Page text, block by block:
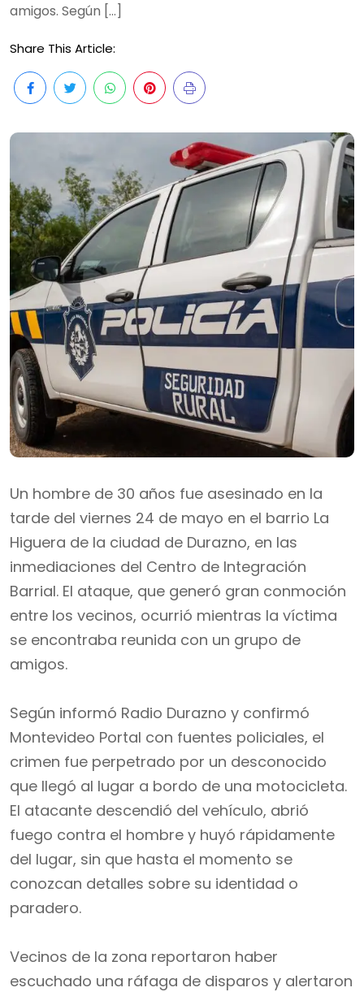
amigos. Según […]
Share This Article:
Un hombre de 30 años fue asesinado en la
tarde del viernes 24 de mayo en el barrio La
Higuera de la ciudad de Durazno, en las
inmediaciones del Centro de Integración
Barrial. El ataque, que generó gran conmoción
entre los vecinos, ocurrió mientras la víctima
se encontraba reunida con un grupo de
amigos.
Según informó Radio Durazno y confirmó
Montevideo Portal con fuentes policiales, el
crimen fue perpetrado por un desconocido
que llegó al lugar a bordo de una motocicleta.
El atacante descendió del vehículo, abrió
fuego contra el hombre y huyó rápidamente
del lugar, sin que hasta el momento se
conozcan detalles sobre su identidad o
paradero.
Vecinos de la zona reportaron haber
escuchado una ráfaga de disparos y alertaron